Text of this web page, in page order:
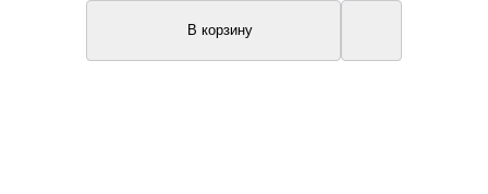
В корзину